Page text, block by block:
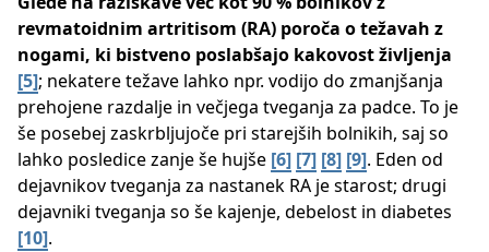
revmatoidnim artritisom (RA) poroča o težavah z
nogami, ki bistveno poslabšajo kakovost življenja
[5]​; nekatere težave lahko npr. vodijo do zmanjšanja
prehojene razdalje in večjega tveganja za padce. To je
še posebej zaskrbljujoče pri starejših bolnikih, saj so
lahko posledice zanje še hujše ​ [6] [7] [8] [9]​. Eden od
dejavnikov tveganja za nastanek RA je starost; drugi
dejavniki tveganja so še kajenje, debelost in diabetes
[10]​.